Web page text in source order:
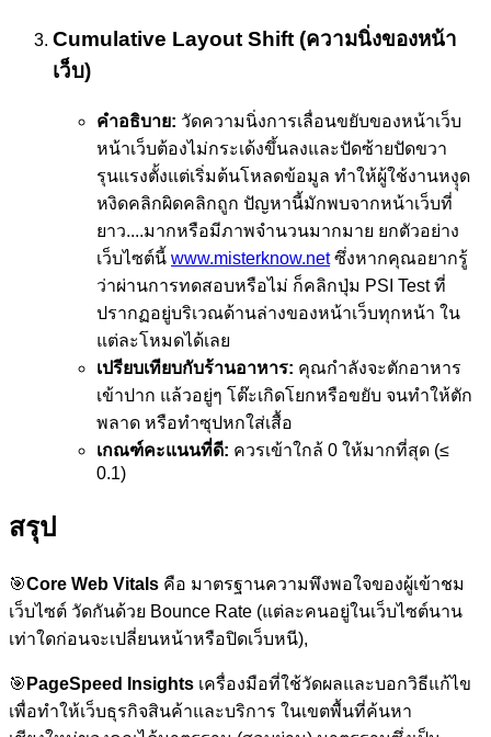
Cumulative Layout Shift (ความนิ่งของหน้า
เว็บ)
คำอธิบาย: วัดความนิ่งการเลื่อนขยับของหน้าเว็บ
หน้าเว็บต้องไม่กระเด้งขึ้นลงและปัดซ้ายปัดขวา
รุนแรงตั้งแต่เริ่มต้นโหลดข้อมูล ทำให้ผู้ใช้งานหงุุด
หงิดคลิกผิดคลิกถูก ปัญหานี้มักพบจากหน้าเว็บที่
ยาว....มากหรือมีภาพจำนวนมากมาย ยกตัวอย่าง
เว็บไซต์นี้ www.misterknow.netซึ่งหากคุณอยากรู้
ว่าผ่านการทดสอบหรือไม่ ก็คลิกปุ่ม PSI Test ที่
ปรากฏอยู่บริเวณด้านล่างของหน้าเว็บทุกหน้า ใน
แต่ละโหมดได้เลย
เปรียบเทียบกับร้านอาหาร: คุณกำลังจะตักอาหาร
เข้าปาก แล้วอยู่ๆ โต๊ะเกิดโยกหรือขยับ จนทำให้ตัก
พลาด หรือทำซุปหกใส่เสื้อ
เกณฑ์คะแนนที่ดี: ควรเข้าใกล้ 0 ให้มากที่สุด (≤
0.1)
สรุป
🎯Core Web Vitals คือ มาตรฐานความพึงพอใจของผู้เข้าชม
เว็บไซต์ วัดกันด้วย Bounce Rate (แต่ละคนอยู่ในเว็บไซต์นาน
เท่าใดก่อนจะเปลี่ยนหน้าหรือปิดเว็บหนี),
🎯 PageSpeed Insights เครื่องมือที่ใช้วัดผลและบอกวิธีแก้ไข
เพื่อทำให้เว็บธุรกิจสินค้าและบริการ ในเขตพื้นที่ค้นหา